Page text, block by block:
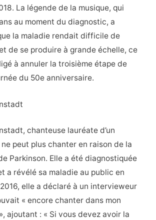
La légende de la musique, qui
au moment du diagnostic, a
la maladie rendait difficile de
de se produire à grande échelle, ce
à annuler la troisième étape de
du 50e anniversaire.
chanteuse lauréate d’un
ne peut plus chanter en raison de la
Parkinson. Elle a été diagnostiquée
a révélé sa maladie au public en
elle a déclaré à un intervieweur
« encore chanter dans mon
ajoutant : « Si vous devez avoir la